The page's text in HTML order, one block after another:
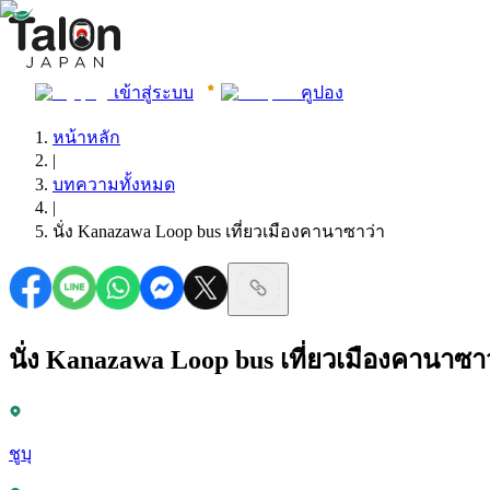
เข้าสู่ระบบ คูปอง
หน้าหลัก
|
บทความทั้งหมด
|
นั่ง Kanazawa Loop bus เที่ยวเมืองคานาซาว่า
นั่ง Kanazawa Loop bus เที่ยวเมืองคานาซ
ชูบุ